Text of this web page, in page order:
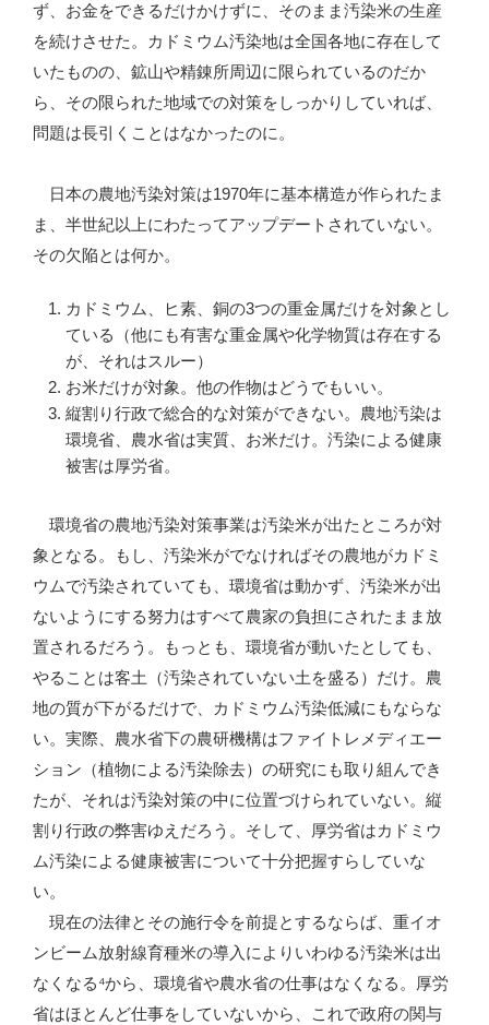
ず、お金をできるだけかけずに、そのまま汚染米の生産
を続けさせた。カドミウム汚染地は全国各地に存在して
いたものの、鉱山や精錬所周辺に限られているのだか
ら、その限られた地域での対策をしっかりしていれば、
問題は長引くことはなかったのに。
日本の農地汚染対策は1970年に基本構造が作られたま
ま、半世紀以上にわたってアップデートされていない。
その欠陥とは何か。
カドミウム、ヒ素、銅の3つの重金属だけを対象とし
ている（他にも有害な重金属や化学物質は存在する
が、それはスルー）
お米だけが対象。他の作物はどうでもいい。
縦割り行政で総合的な対策ができない。農地汚染は
環境省、農水省は実質、お米だけ。汚染による健康
被害は厚労省。
環境省の農地汚染対策事業は汚染米が出たところが対
象となる。もし、汚染米がでなければその農地がカドミ
ウムで汚染されていても、環境省は動かず、汚染米が出
ないようにする努力はすべて農家の負担にされたまま放
置されるだろう。もっとも、環境省が動いたとしても、
やることは客土（汚染されていない土を盛る）だけ。農
地の質が下がるだけで、カドミウム汚染低減にもならな
い。実際、農水省下の農研機構はファイトレメディエー
ション（植物による汚染除去）の研究にも取り組んでき
たが、それは汚染対策の中に位置づけられていない。縦
割り行政の弊害ゆえだろう。そして、厚労省はカドミウ
ム汚染による健康被害について十分把握すらしていな
い。
現在の法律とその施行令を前提とするならば、重イオ
ンビーム放射線育種米の導入によりいわゆる汚染米は出
なくなる⁴から、環境省や農水省の仕事はなくなる。厚労
省はほとんど仕事をしていないから、これで政府の関与